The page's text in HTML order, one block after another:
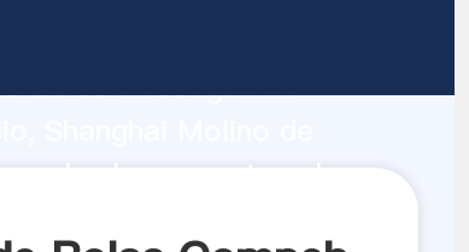
de investigación
el valor y aporta valores